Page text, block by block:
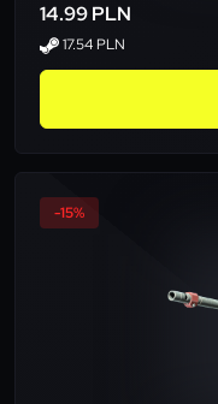
14.99 PLN
17.54 PLN
-15%